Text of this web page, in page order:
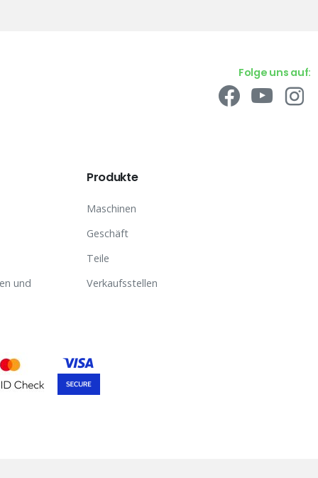
Folge uns auf:
und
Produkte
Maschinen
Geschäft
Teile
Verkaufsstellen